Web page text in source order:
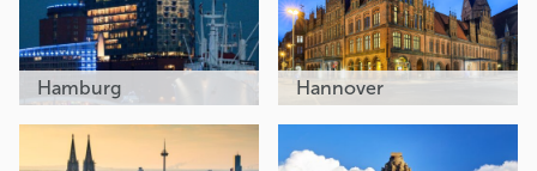
Hamburg Hannover